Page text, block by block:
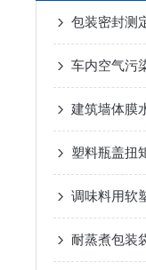
建筑墙体膜
塑料瓶盖扭